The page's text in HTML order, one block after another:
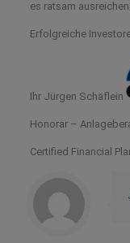
es ratsam
Erfolgreiche
Ihr Jürgen Schäflein
Honorar –
Certified Financial